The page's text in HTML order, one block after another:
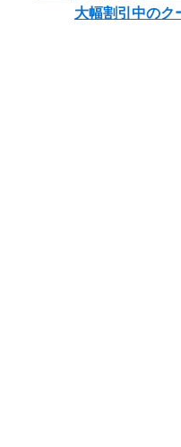
大幅割引中のク